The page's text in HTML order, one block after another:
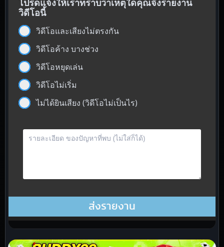
โปรดแจ้งให้เราทราบว่าเหตุใดคุณจึงรายงาน
วิดีโอนี้
วิดีโอและเสียงไม่ตรงกัน
วิดีโอค้าง บางช่วง
วิดีโอหยุดเล่น
วิดีโอไม่เริ่ม
ไม่ได้ยินเสียง (วิดีโอไม่เป็นไร)